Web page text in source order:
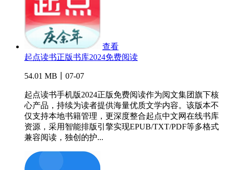
查看
起点读书正版书库2024免费阅读
54.01 MB丨07-07
起点读书手机版2024正版免费阅读作为阅文集团旗下核
心产品，持续为读者提供海量优质文学内容。该版本不
仅支持本地书籍管理，更深度整合起点中文网在线书库
资源，采用智能排版引擎实现EPUB/TXT/PDF等多格式
兼容阅读，独创的护...